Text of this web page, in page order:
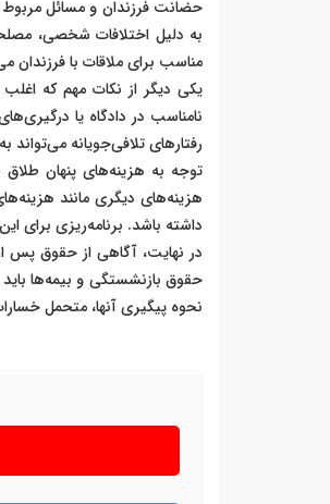
حضانت فرزندان و مسائل مربوط
به دلیل اختلافات شخصی،
مناسب برای ملاقات با فرزندان
یکی دیگر از نکات مهم که
نامناسب در دادگاه یا
رفتارهای تلافی‌جویانه
توجه به هزینه‌های پنهان
هزینه‌های دیگری مانند
داشته باشد. برنامه‌ریزی برای
در نهایت، آگاهی از حقوق پس
حقوق بازنشستگی و بیمه‌ها
نحوه پیگیری آنها، متحمل